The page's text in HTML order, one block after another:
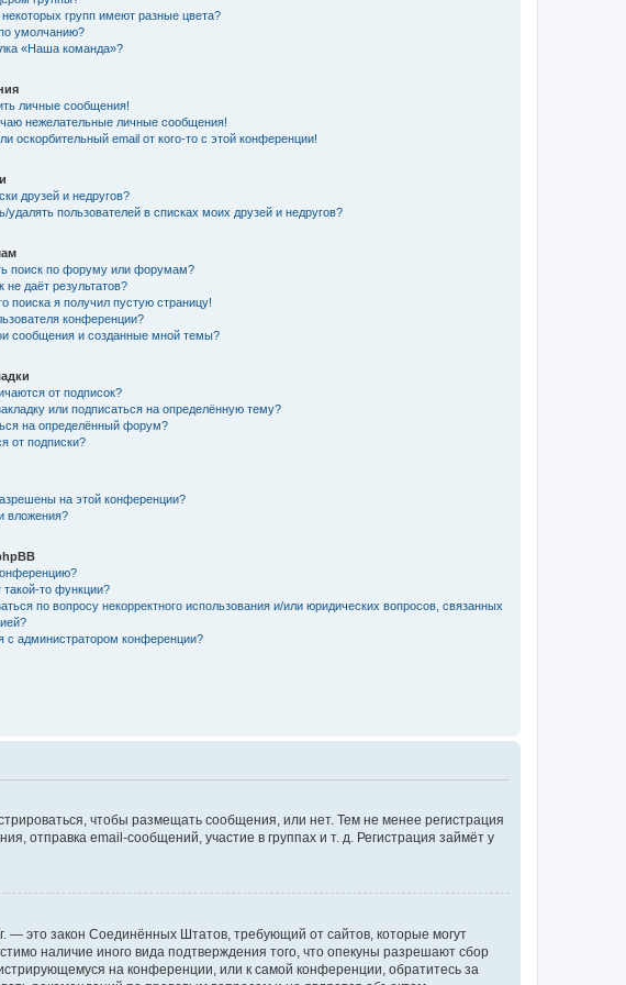
групп имеют разные цвета?
умолчанию?
«Наша команда»?
личные сообщения!
нежелательные личные сообщения!
оскорбительный email от кого-то с этой конференции!
друзей и недругов?
удалять пользователей в списках моих друзей и недругов?
поиск по форуму или форумам?
даёт результатов?
поиска я получил пустую страницу!
конференции?
сообщения и созданные мной темы?
от подписок?
или подписаться на определённую тему?
на определённый форум?
от подписки?
на этой конференции?
вложения?
то функции?
по вопросу некорректного использования и/или юридических вопросов, связанных
с администратором конференции?
чтобы размещать сообщения, или нет. Тем не менее регистрация
отправка email-сообщений, участие в группах и т. д. Регистрация займёт у
— это закон Соединённых Штатов, требующий от сайтов, которые могут
наличие иного вида подтверждения того, что опекуны разрешают сбор
на конференции, или к самой конференции, обратитесь за